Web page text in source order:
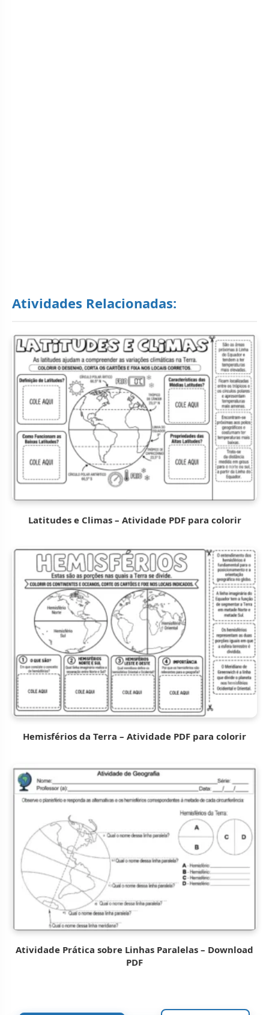
Atividades Relacionadas:
Latitudes e Climas – Atividade PDF para colorir
Hemisférios da Terra – Atividade PDF para colorir
Atividade Prática sobre Linhas Paralelas – Download
PDF